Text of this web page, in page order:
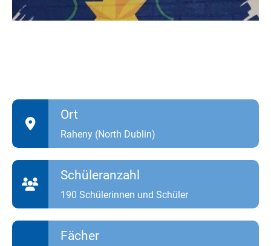
Ort
Raheny (North Dublin)
Schüleranzahl
190 Schülerinnen und Schüler
Fächer